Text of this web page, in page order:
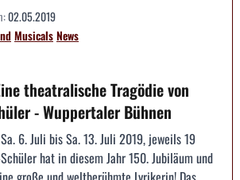
02.05.2019
MusicalsNews
theatralische Tragödie von
- Wuppertaler Bühnen
6. Juli bis Sa. 13. Juli 2019, jeweils 19
hat in diesem Jahr 150. Jubiläum und